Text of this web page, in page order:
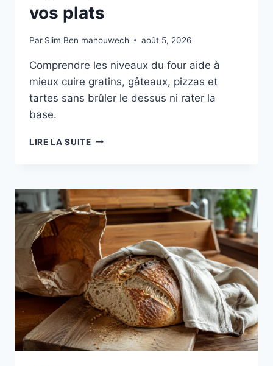
vos plats
Par Slim Ben mahouwech août 5, 2026
Comprendre les niveaux du four aide à
mieux cuire gratins, gâteaux, pizzas et
tartes sans brûler le dessus ni rater la
base.
LIRE LA SUITENIVEAUX
LE
BON
REPÈRE
POUR
MIEUX
CUIRE
VOS
PLATS